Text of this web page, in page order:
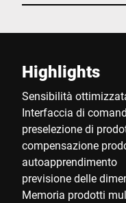
Highlights
Sensibilità
Interfaccia di
preselezione di
compensazione
autoapprendimento
previsione delle
Memoria prodotti